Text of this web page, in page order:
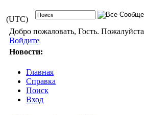
(UTC)
Добро пожаловать, Гость. Пожалуйста
Войдите
Новости:
Главная
Справка
Поиск
Вход